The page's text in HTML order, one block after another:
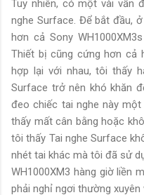
Tuy nhiên, có một vài vấn
nghe Surface. Để bắt đầu,
hơn cả Sony
Thiết bị cũng cứng hơn cả
hợp lại với nhau, tôi thấy
Surface trở nên khó khăn
đeo chiếc tai nghe này
thấy mất cân bằng hoặc
tôi thấy Tai nghe Surface
nhét tai khác mà tôi đã sử
WH1000XM3 hàng giờ liền
phải nghỉ ngơi thường xuyên